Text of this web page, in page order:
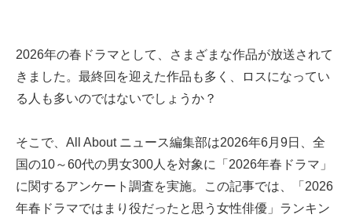
2026年の春ドラマとして、さまざまな作品が放送されて
きました。最終回を迎えた作品も多く、ロスになってい
る人も多いのではないでしょうか？
そこで、All About ニュース編集部は2026年6月9日、全
国の10～60代の男女300人を対象に「2026年春ドラマ」
に関するアンケート調査を実施。この記事では、「2026
年春ドラマではまり役だったと思う女性俳優」ランキン